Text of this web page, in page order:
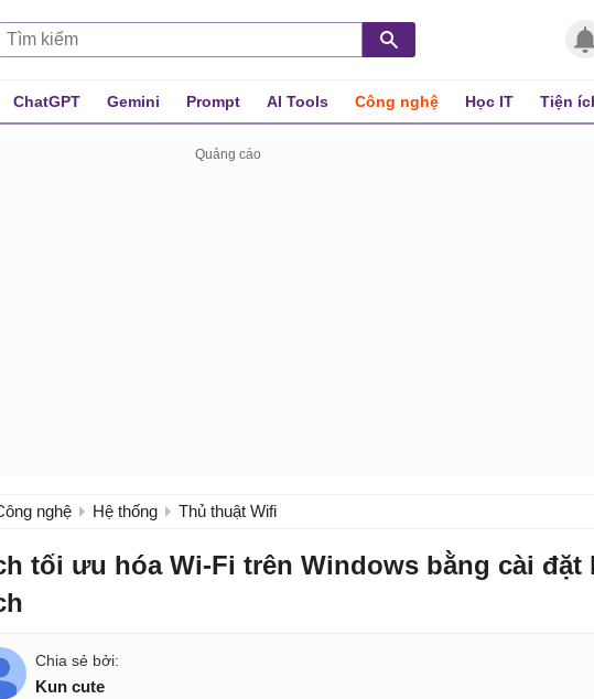
ChatGPT Gemini Prompt AI Tools Công nghệ Học IT Tiện
nghệ Hệ thống Thủ thuật Wifi
tối ưu hóa Wi-Fi trên Windows bằng cài đặt
Kun cute